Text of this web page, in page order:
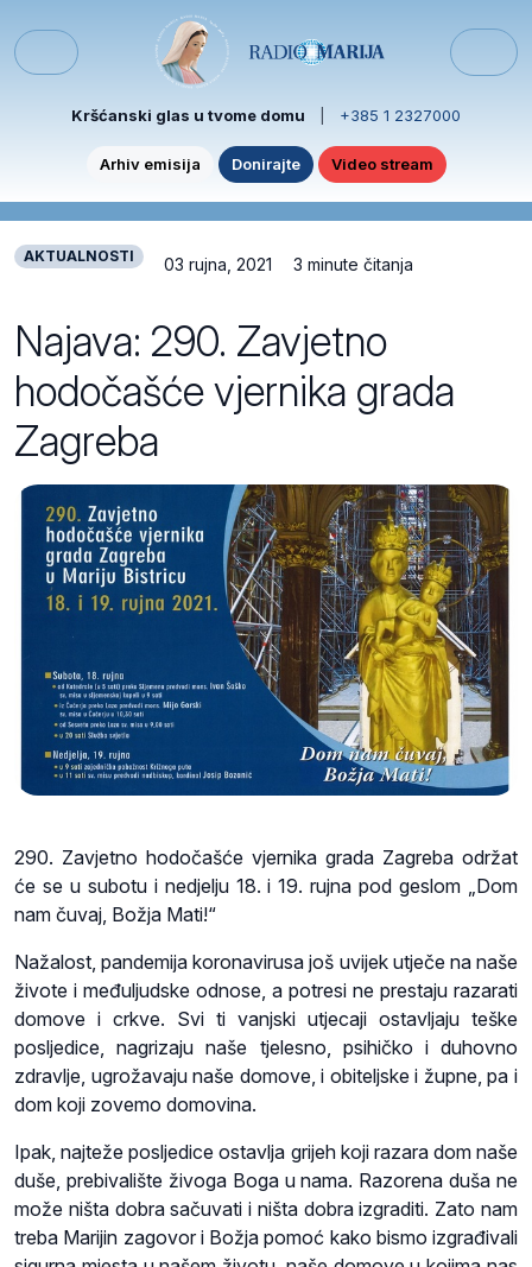
Menu
Kršćanski glas u tvome domu +385 1 2327000
Arhiv emisija Donirajte Video stream
AKTUALNOSTI 03 rujna, 2021 3 minute čitanja
Najava: 290. Zavjetno
hodočašće vjernika grada
Zagreba
290. Zavjetno hodočašće vjernika grada Zagreba održat
će se u subotu i nedjelju 18. i 19. rujna pod geslom „Dom
nam čuvaj, Božja Mati!“
Nažalost, pandemija koronavirusa još uvijek utječe na naše
živote i međuljudske odnose, a potresi ne prestaju razarati
domove i crkve. Svi ti vanjski utjecaji ostavljaju teške
posljedice, nagrizaju naše tjelesno, psihičko i duhovno
zdravlje, ugrožavaju naše domove, i obiteljske i župne, pa i
dom koji zovemo domovina.
Ipak, najteže posljedice ostavlja grijeh koji razara dom naše
duše, prebivalište živoga Boga u nama. Razorena duša ne
može ništa dobra sačuvati i ništa dobra izgraditi. Zato nam
treba Marijin zagovor i Božja pomoć kako bismo izgrađivali